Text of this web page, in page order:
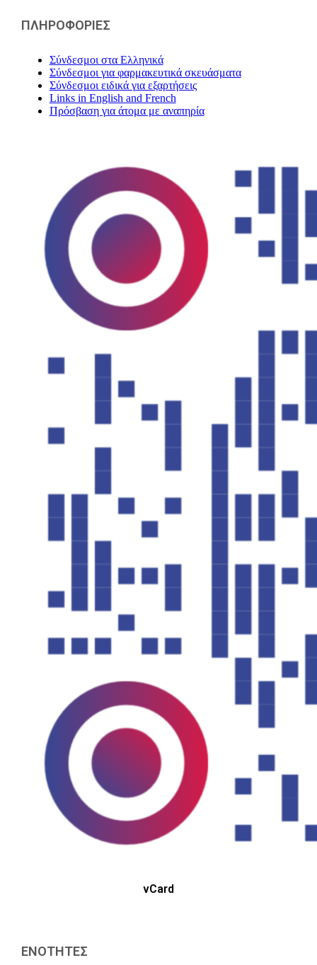
ΠΛΗΡΟΦΟΡΙΕΣ
Σύνδεσμοι στα Ελληνικά
Σύνδεσμοι για φαρμακευτικά σκευάσματα
Σύνδεσμοι ειδικά για εξαρτήσεις
Links in English and French
Πρόσβαση για άτομα με αναπηρία
vCard
ΕΝΟΤΗΤΕΣ